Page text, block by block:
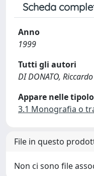
Scheda
Anno
1999
Tutti gli autori
DI DONATO, Riccardo
Appare nelle
3.1 Monografia o
File in questo
Non ci sono file